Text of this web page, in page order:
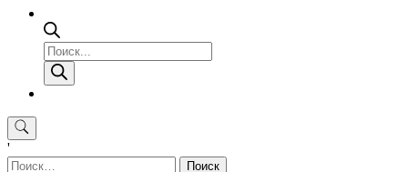
Поиск
товаров
'
Найти: